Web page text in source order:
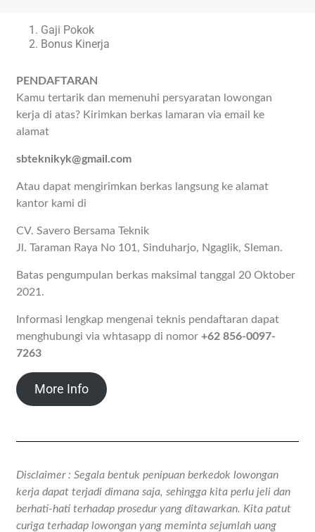
Gaji Pokok
Bonus Kinerja
PENDAFTARAN
Kamu tertarik dan memenuhi persyaratan lowongan
kerja di atas? Kirimkan berkas lamaran via email ke
alamat
sbteknikyk@gmail.com
Atau dapat mengirimkan berkas langsung ke alamat
kantor kami di
CV. Savero Bersama Teknik
Jl. Taraman Raya No 101, Sinduharjo, Ngaglik, Sleman.
Batas pengumpulan berkas maksimal tanggal 20 Oktober
2021.
Informasi lengkap mengenai teknis pendaftaran dapat
menghubungi via whtasapp di nomor+62 856-0097-
7263
More Info
Disclaimer : Segala bentuk penipuan berkedok lowongan
kerja dapat terjadi dimana saja, sehingga kita perlu jeli dan
berhati-hati terhadap prosedur yang ditawarkan. Kita patut
curiga terhadap lowongan yang meminta sejumlah uang